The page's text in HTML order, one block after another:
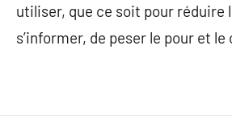
utiliser, que ce soit pour réduire
s’informer, de peser le pour et